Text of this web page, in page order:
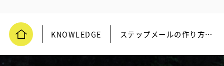
KNOWLEDGE ステップメールの作り方を疑似体験していく4つのステップ